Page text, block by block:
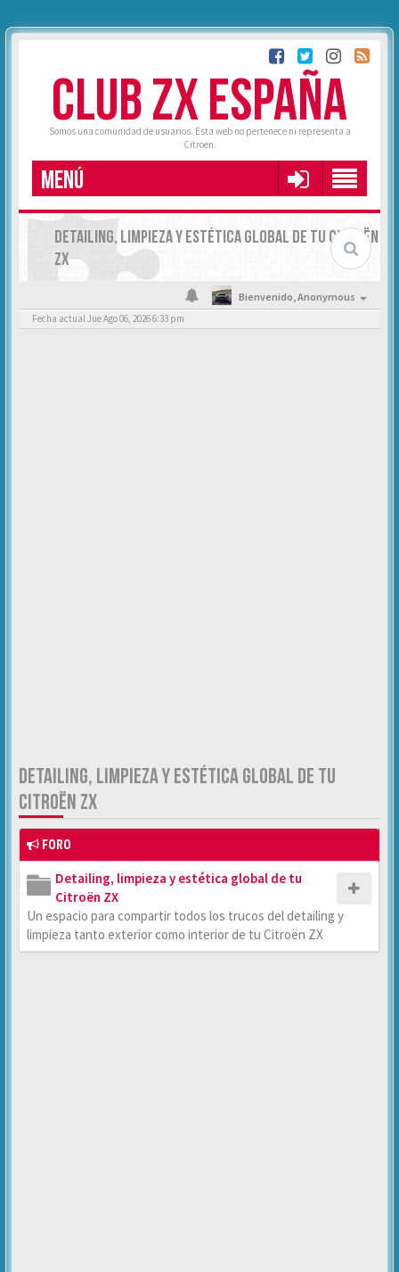
CLUB ZX ESPAÑA
Somos una comunidad de usuarios. Esta web no pertenece ni representa a
Citroën.
MENÚ
DETAILING, LIMPIEZA Y ESTÉTICA GLOBAL DE TU CITROËN
ZX
Bienvenido,Anonymous
Fecha actual Jue Ago 06, 2026 6:33 pm
DETAILING, LIMPIEZA Y ESTÉTICA GLOBAL DE TU
CITROËN ZX
FORO
Detailing, limpieza y estética global de tu
Citroën ZX
Un espacio para compartir todos los trucos del detailing y
limpieza tanto exterior como interior de tu Citroën ZX